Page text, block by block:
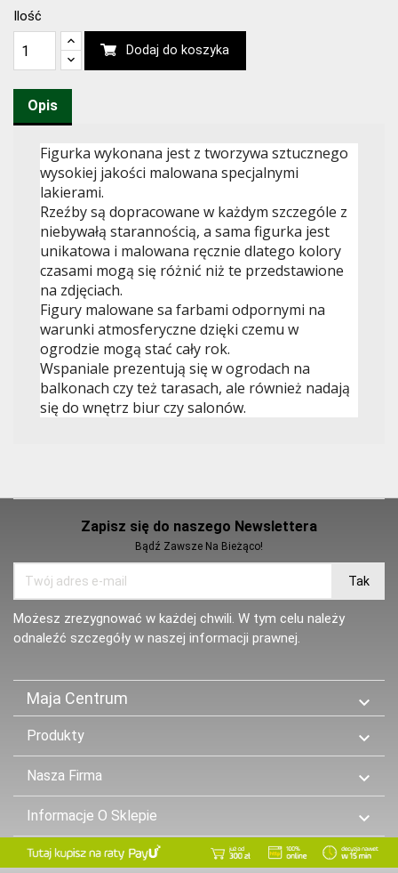
Ilość
Dodaj do koszyka
Opis
Figurka wykonana jest z tworzywa sztucznego
wysokiej jakości malowana specjalnymi
lakierami.
Rzeźby są dopracowane w każdym szczególe z
niebywałą starannością, a sama figurka jest
unikatowa i malowana ręcznie dlatego kolory
czasami mogą się różnić niż te przedstawione
na zdjęciach.
Figury malowane sa farbami odpornymi na
warunki atmosferyczne dzięki czemu w
ogrodzie mogą stać cały rok.
Wspaniale prezentują się w ogrodach na
balkonach czy też tarasach, ale również nadają
się do wnętrz biur czy salonów.
Zapisz się do naszego Newslettera
Bądź Zawsze Na Bieżąco!
Możesz zrezygnować w każdej chwili. W tym celu należy
odnaleźć szczegóły w naszej informacji prawnej.
Maja Centrum 
Produkty 
Nasza Firma 
Informacje O Sklepie 